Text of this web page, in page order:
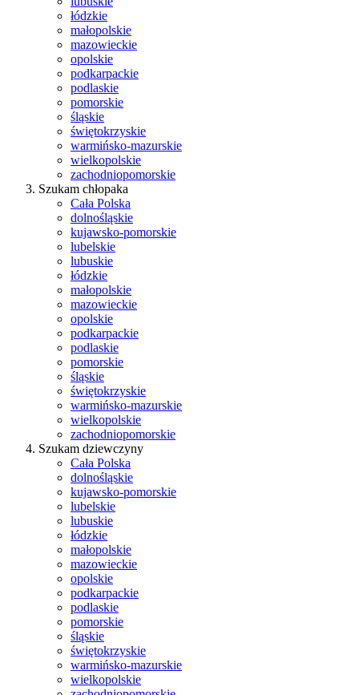
łódzkie
małopolskie
mazowieckie
opolskie
podkarpackie
podlaskie
pomorskie
śląskie
świętokrzyskie
warmińsko-mazurskie
wielkopolskie
zachodniopomorskie
Szukam chłopaka
Cała Polska
dolnośląskie
kujawsko-pomorskie
lubelskie
lubuskie
łódzkie
małopolskie
mazowieckie
opolskie
podkarpackie
podlaskie
pomorskie
śląskie
świętokrzyskie
warmińsko-mazurskie
wielkopolskie
zachodniopomorskie
Szukam dziewczyny
Cała Polska
dolnośląskie
kujawsko-pomorskie
lubelskie
lubuskie
łódzkie
małopolskie
mazowieckie
opolskie
podkarpackie
podlaskie
pomorskie
śląskie
świętokrzyskie
warmińsko-mazurskie
wielkopolskie